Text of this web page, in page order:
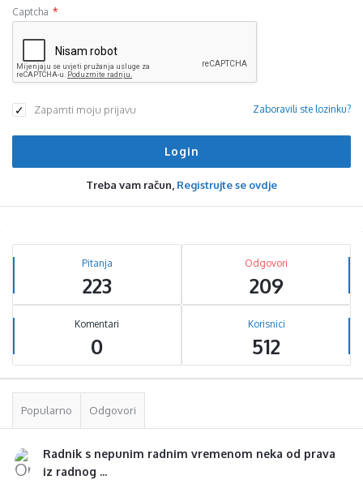
Captcha *
Zapamti moju prijavu Zaboravili ste lozinku?
Treba vam račun, Registrujte se ovdje
Sidebar
Stats Pitanja
223
Odgovori
209
Komentari
0
Korisnici
512
Popularno Odgovori
Radnik s nepunim radnim vremenom neka od prava
iz radnog ...